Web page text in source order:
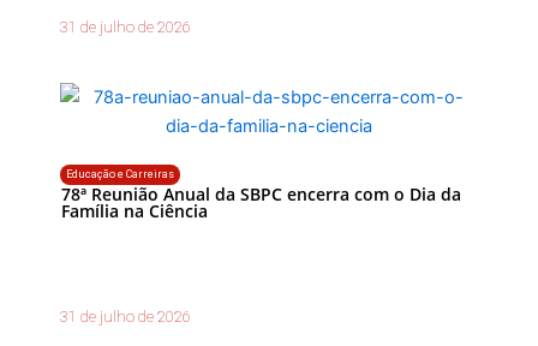
31 de julho de 2026
Educação e Carreiras
78ª Reunião Anual da SBPC encerra com o Dia da
Família na Ciência
31 de julho de 2026